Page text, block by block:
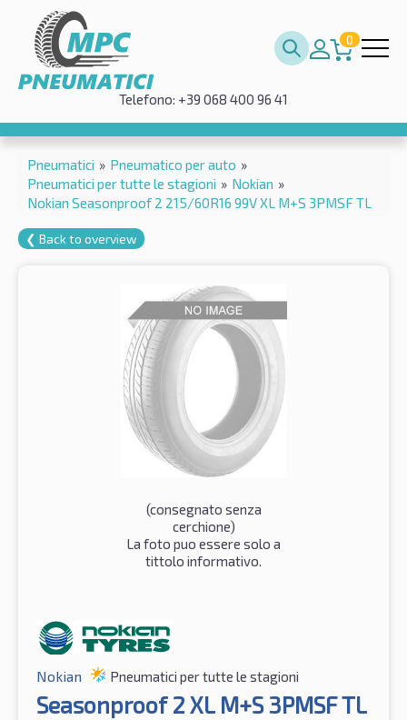
0
Telefono: +39 068 400 96 41
Pneumatici » Pneumatico per auto »
Pneumatici per tutte le stagioni » Nokian »
Nokian Seasonproof 2 215/60R16 99V XL M+S 3PMSF TL
❮ Back to overview
(consegnato senza
cerchione)
La foto puo essere solo a
tittolo informativo.
Nokian Pneumatici per tutte le stagioni
Seasonproof 2 XL M+S 3PMSF TL